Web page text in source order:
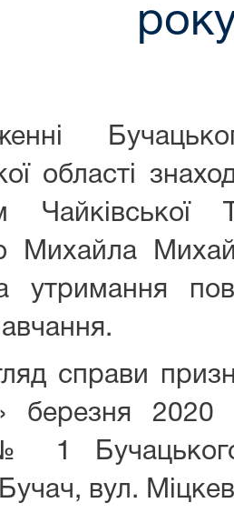
області
Чайківської
Михайла
утримання
березня 2020
№ 1
вул.